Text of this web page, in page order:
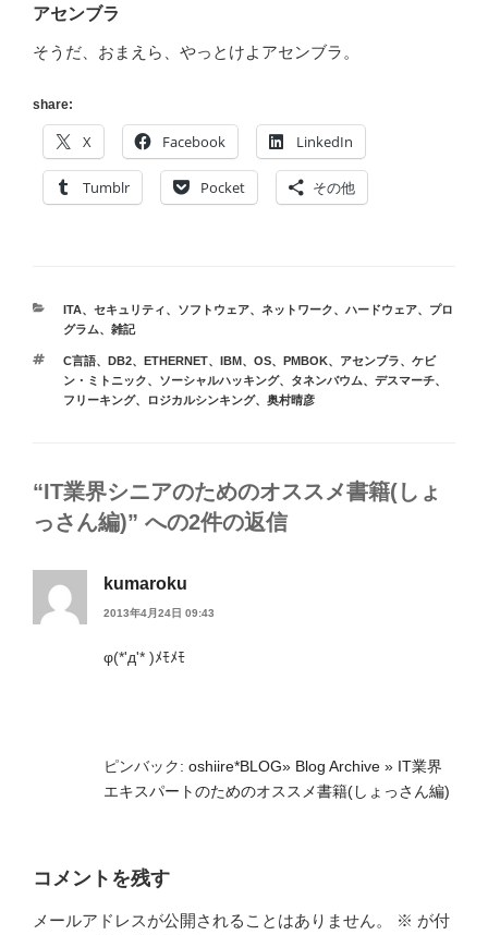
アセンブラ
そうだ、おまえら、やっとけよアセンブラ。
share:
X Facebook LinkedIn
Tumblr Pocket その他
カ
テ
リ
ー
ITA、 セキュリティ、 ソフトウェア、 ネットワーク、 ハードウェア、
プロ
グラム、 雑記
タ
グ
C言語、 DB2、 ETHERNET、 IBM、 OS、 PMBOK、 アセンブラ、 ケビ
ン・ミトニック、 ソーシャルハッキング、 タネンバウム、 デスマーチ、
フリーキング、 ロジカルシンキング、 奥村晴彦
“IT業界シニアのためのオススメ書籍(しょ
っさん編)” への2件の返信
kumaroku
2013年4月24日 09:43
φ(*'д'* )ﾒﾓﾒﾓ
ピンバック: oshiire*BLOG» Blog Archive » IT業界
エキスパートのためのオススメ書籍(しょっさん編)
コメントを残す
メールアドレスが公開されることはありません。 ※ が付